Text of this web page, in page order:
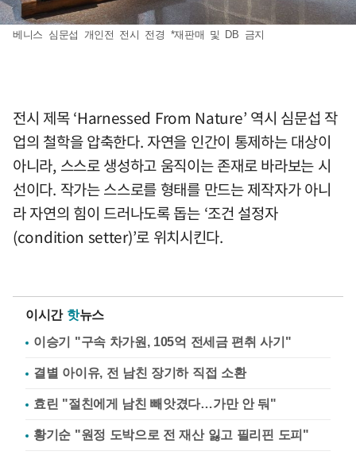
베니스 심문섭 개인전 전시 전경 *재판매 및 DB 금지
전시 제목 ‘Harnessed From Nature’ 역시 심문섭 작
업의 철학을 압축한다. 자연을 인간이 통제하는 대상이
아니라, 스스로 생성하고 움직이는 존재로 바라보는 시
선이다. 작가는 스스로를 형태를 만드는 제작자가 아니
라 자연의 힘이 드러나도록 돕는 ‘조건 설정자
(condition setter)’로 위치시킨다.
이시간 핫뉴스
이승기 "구속 차가원, 105억 전세금 편취 사기"
결별 아이유, 전 남친 장기하 직접 소환
효린 "절친에게 남친 빼앗겼다…가만 안 둬"
황기순 "원정 도박으로 전 재산 잃고 필리핀 도피"